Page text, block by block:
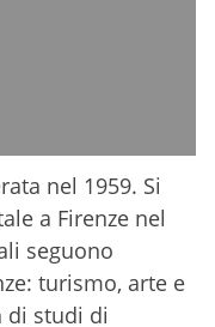
nel 1959. Si
a Firenze nel
seguono
turismo, arte e
di studi di